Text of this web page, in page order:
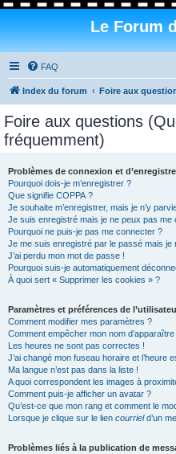
Le Forum
FAQ
Index du forum Foire aux
Foire aux questions
fréquemment)
Problèmes de connexion et
Pourquoi dois-je m’enregistrer ?
Que signifie COPPA ?
Je souhaite m’enregistrer, mais je n’y
Je suis enregistré mais je ne peux pas me
Pourquoi ne puis-je pas me connecter ?
Je me suis enregistré par le passé mais je
J’ai perdu mon mot de passe !
Pourquoi suis-je automatiquement
À quoi sert « Supprimer les cookies » ?
Paramètres et préférences de
Comment modifier mes paramètres ?
Comment empêcher mon nom
Les heures ne sont pas correctes !
J’ai changé mon fuseau horaire et l’heure
Ma langue n’est pas dans la liste !
A quoi correspondent les images à
Comment puis-je afficher un avatar ?
Qu’est-ce que mon rang et comment le
Lorsque je clique sur le lien courrield’un
Problèmes liés à la publication de